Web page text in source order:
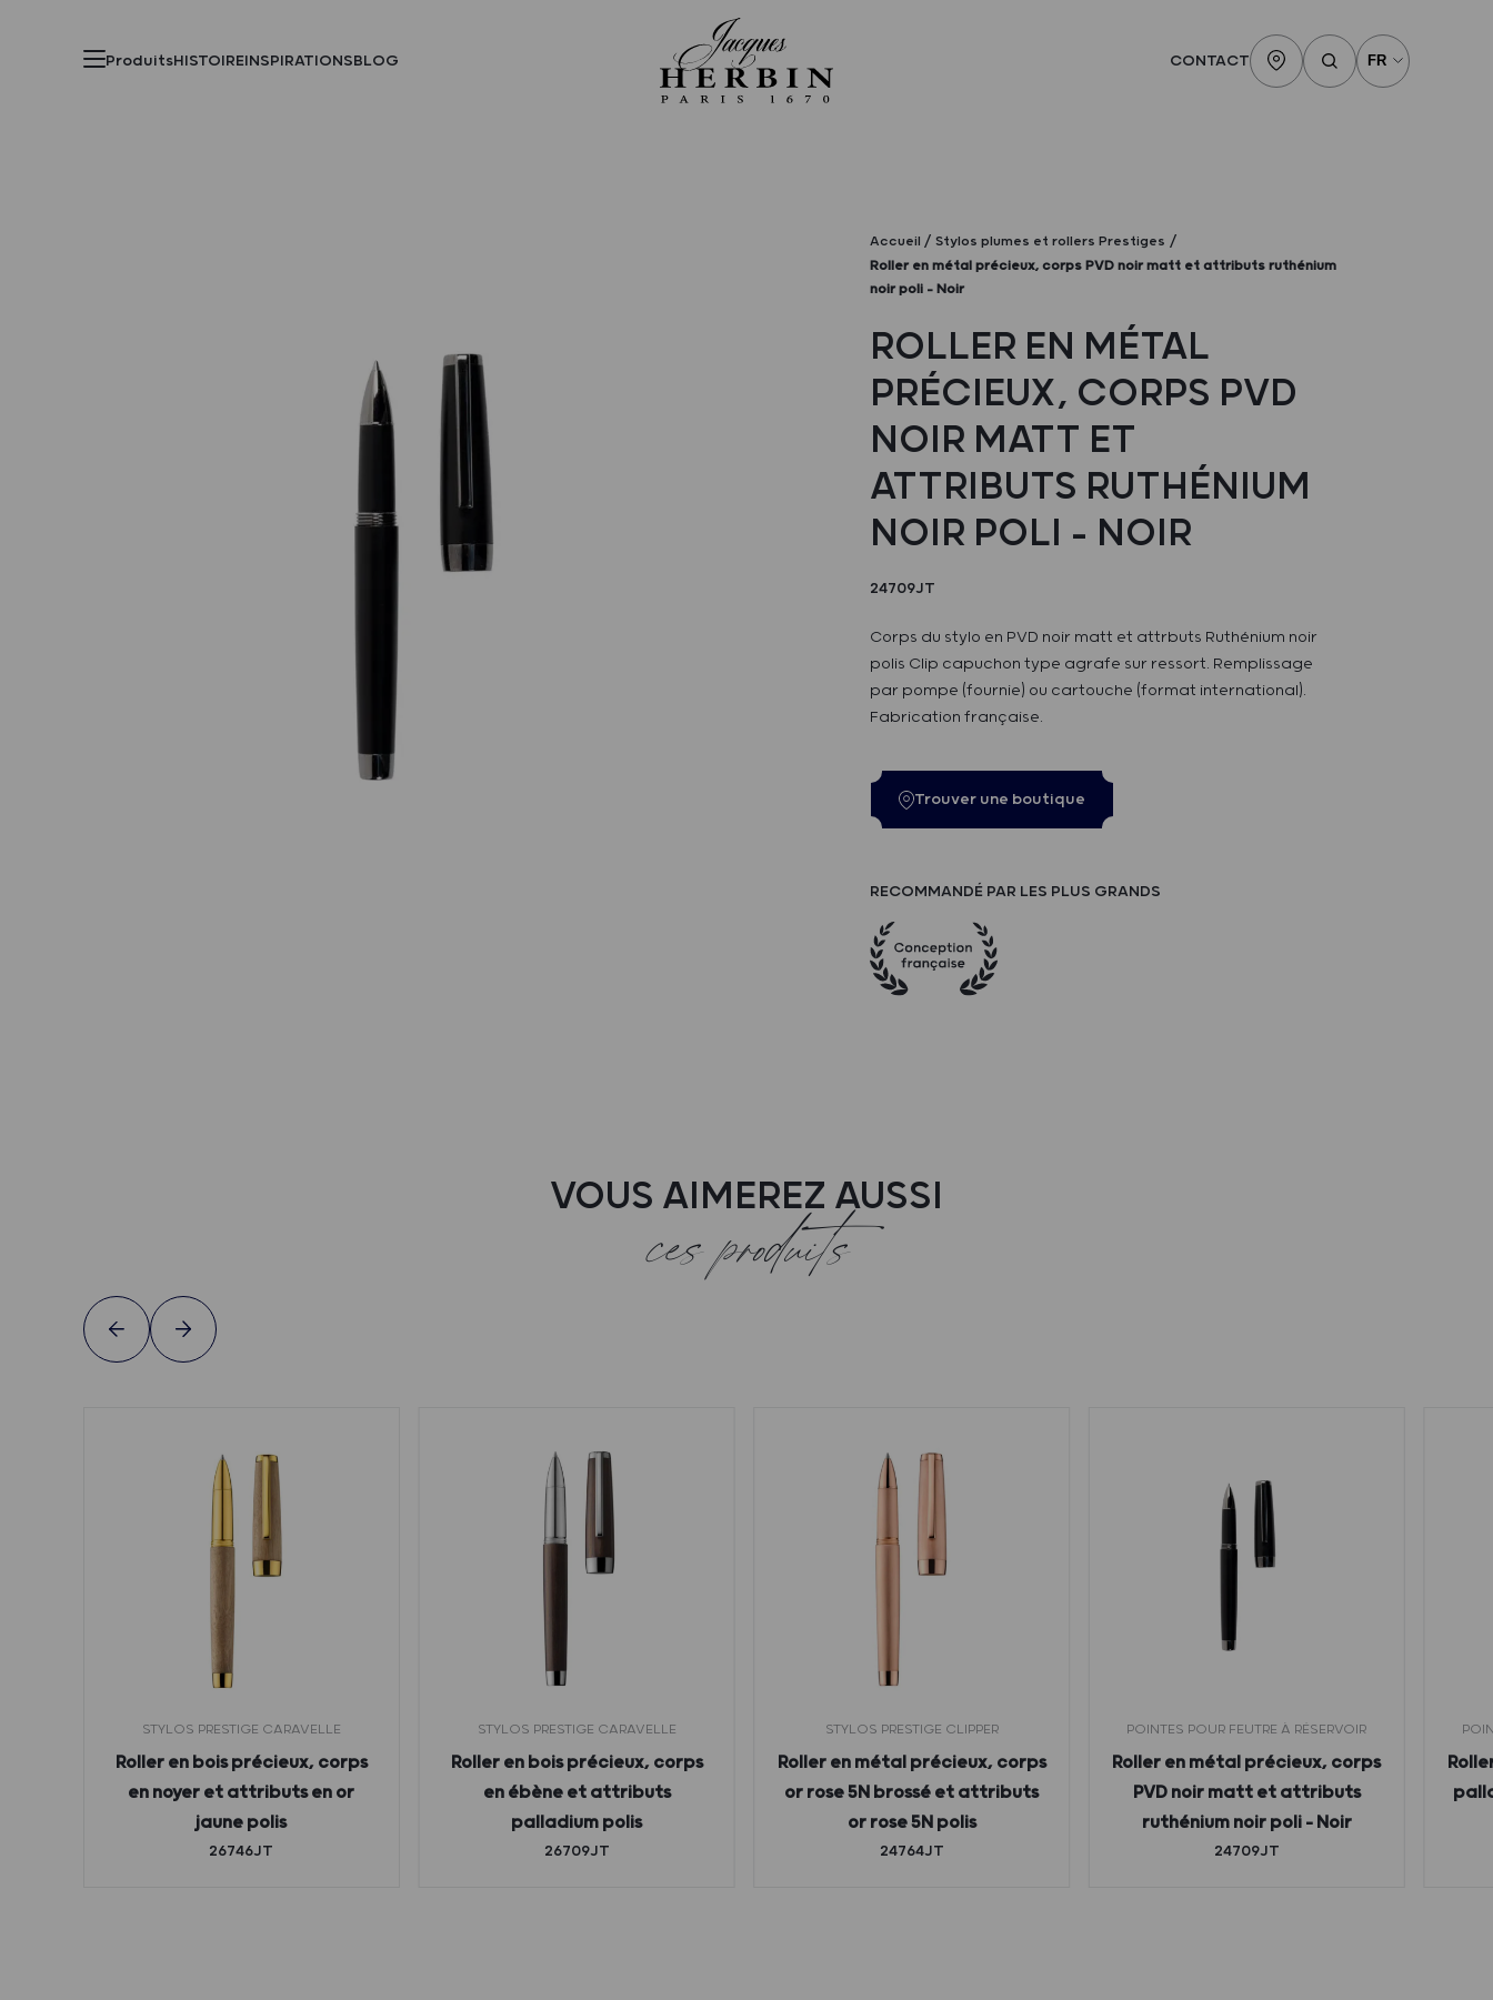
ProduitsHISTOIREINSPIRATIONSBLOG CONTACT
Accueil
Stylos plumes et rollers Prestiges
Roller en métal précieux, corps PVD noir matt et attributs ruthénium
noir poli – Noir
ROLLER EN MÉTAL
PRÉCIEUX, CORPS PVD
NOIR MATT ET
ATTRIBUTS RUTHÉNIUM
NOIR POLI – NOIR
24709JT
Corps du stylo en PVD noir matt et attrbuts Ruthénium noir
polis Clip capuchon type agrafe sur ressort. Remplissage
par pompe (fournie) ou cartouche (format international).
Fabrication française.
Trouver une boutique
RECOMMANDÉ PAR LES PLUS GRANDS
VOUS AIMEREZ AUSSI
ces produits
STYLOS PRESTIGE CARAVELLE
Roller en bois précieux, corps
en noyer et attributs en or
jaune polis
26746JT
STYLOS PRESTIGE CARAVELLE
Roller en bois précieux, corps
en ébène et attributs
palladium polis
26709JT
STYLOS PRESTIGE CLIPPER
Roller en métal précieux, corps
or rose 5N brossé et attributs
or rose 5N polis
24764JT
POINTES POUR FEUTRE À RÉSERVOIR
Roller en métal précieux, corps
PVD noir matt et attributs
ruthénium noir poli – Noir
24709JT